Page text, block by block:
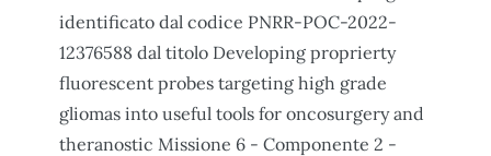
identificato dal codice PNRR-POC-2022-
12376588 dal titolo Developing proprierty
fluorescent probes targeting high grade
gliomas into useful tools for oncosurgery and
theranostic Missione 6 - Componente 2 -